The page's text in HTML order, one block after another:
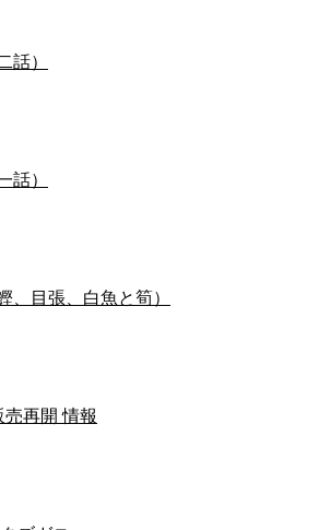
話）
話）
、目張、白魚と筍）
再開 情報